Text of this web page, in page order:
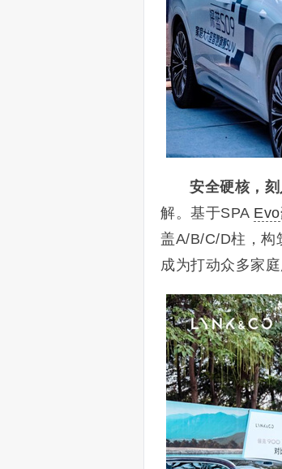
安全硬核，刻
解。基于SPA Evo
盖A/B/C/D柱，构
成为打动众多家